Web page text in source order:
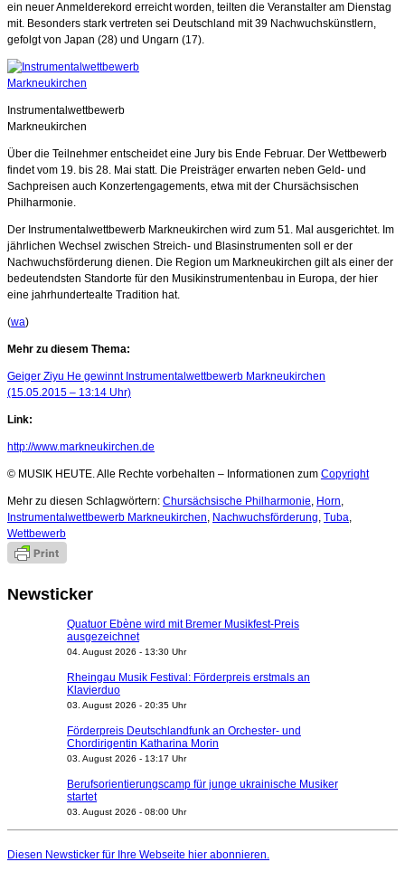
ein neuer Anmelderekord erreicht worden, teilten die Veranstalter am Dienstag
mit. Besonders stark vertreten sei Deutschland mit 39 Nachwuchskünstlern,
gefolgt von Japan (28) und Ungarn (17).
Instrumentalwettbewerb
Markneukirchen
Über die Teilnehmer entscheidet eine Jury bis Ende Februar. Der Wettbewerb
findet vom 19. bis 28. Mai statt. Die Preisträger erwarten neben Geld- und
Sachpreisen auch Konzertengagements, etwa mit der Chursächsischen
Philharmonie.
Der Instrumentalwettbewerb Markneukirchen wird zum 51. Mal ausgerichtet. Im
jährlichen Wechsel zwischen Streich- und Blasinstrumenten soll er der
Nachwuchsförderung dienen. Die Region um Markneukirchen gilt als einer der
bedeutendsten Standorte für den Musikinstrumentenbau in Europa, der hier
eine jahrhundertealte Tradition hat.
(wa)
Mehr zu diesem Thema:
Geiger Ziyu He gewinnt Instrumentalwettbewerb Markneukirchen
(15.05.2015 – 13:14 Uhr)
Link:
http://www.markneukirchen.de
© MUSIK HEUTE. Alle Rechte vorbehalten – Informationen zum Copyright
Mehr zu diesen Schlagwörtern: Chursächsische Philharmonie, Horn,
Instrumentalwettbewerb Markneukirchen, Nachwuchsförderung, Tuba,
Wettbewerb
Newsticker
Quatuor Ebène wird mit Bremer Musikfest-Preis
ausgezeichnet
04. August 2026 - 13:30 Uhr
Rheingau Musik Festival: Förderpreis erstmals an
Klavierduo
03. August 2026 - 20:35 Uhr
Förderpreis Deutschlandfunk an Orchester- und
Chordirigentin Katharina Morin
03. August 2026 - 13:17 Uhr
Berufsorientierungscamp für junge ukrainische Musiker
startet
03. August 2026 - 08:00 Uhr
Nationaltheater Mannheim
Diesen Newsticker für Ihre Webseite hier abonnieren.